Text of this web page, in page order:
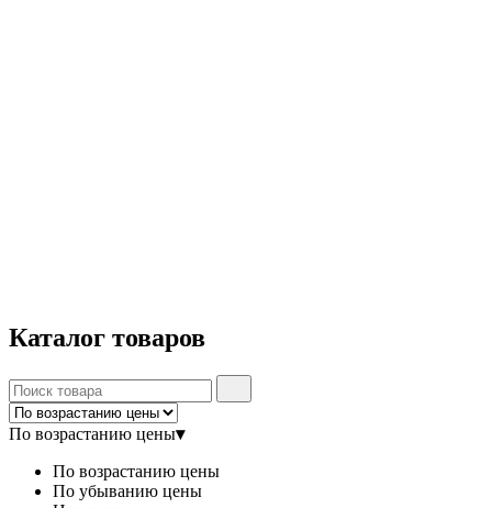
Каталог товаров
По возрастанию цены▾
По возрастанию цены
По убыванию цены